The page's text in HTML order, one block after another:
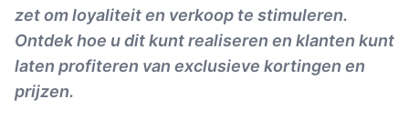
zet om loyaliteit en verkoop te stimuleren.
Ontdek hoe u dit kunt realiseren en klanten kunt
laten profiteren van exclusieve kortingen en
prijzen.